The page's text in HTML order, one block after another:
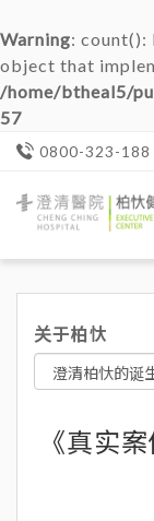
Warning: count():
object that
/home/btheal5/
57
0800-323-188
清
院
关于柏忕
《真实